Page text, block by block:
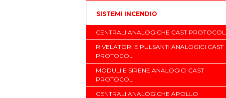
SISTEMI INCENDIO
CENTRALI ANALOGICHE CAST PROTOCOL
RIVELATORI E PULSANTI ANALOGICI CAST
PROTOCOL
MODULI E SIRENE ANALOGICI CAST
PROTOCOL
CENTRALI ANALOGICHE APOLLO